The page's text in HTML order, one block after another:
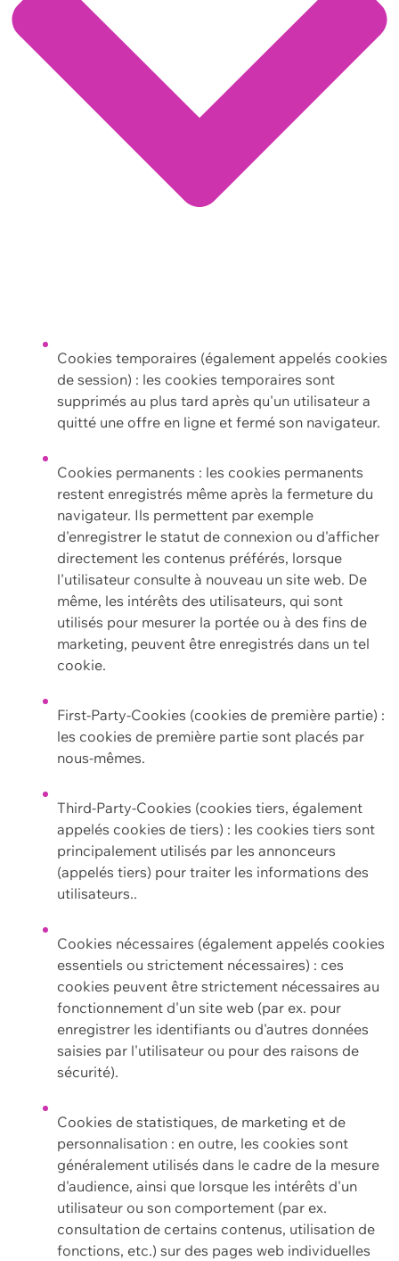
Cookies temporaires (également appelés cookies
de session) : les cookies temporaires sont
supprimés au plus tard après qu'un utilisateur a
quitté une offre en ligne et fermé son navigateur.
Cookies permanents : les cookies permanents
restent enregistrés même après la fermeture du
navigateur. Ils permettent par exemple
d'enregistrer le statut de connexion ou d'afficher
directement les contenus préférés, lorsque
l'utilisateur consulte à nouveau un site web. De
même, les intérêts des utilisateurs, qui sont
utilisés pour mesurer la portée ou à des fins de
marketing, peuvent être enregistrés dans un tel
cookie.
First-Party-Cookies (cookies de première partie) :
les cookies de première partie sont placés par
nous-mêmes.
Third-Party-Cookies (cookies tiers, également
appelés cookies de tiers) : les cookies tiers sont
principalement utilisés par les annonceurs
(appelés tiers) pour traiter les informations des
utilisateurs..
Cookies nécessaires (également appelés cookies
essentiels ou strictement nécessaires) : ces
cookies peuvent être strictement nécessaires au
fonctionnement d'un site web (par ex. pour
enregistrer les identifiants ou d'autres données
saisies par l'utilisateur ou pour des raisons de
sécurité).
Cookies de statistiques, de marketing et de
personnalisation : en outre, les cookies sont
généralement utilisés dans le cadre de la mesure
d'audience, ainsi que lorsque les intérêts d'un
utilisateur ou son comportement (par ex.
consultation de certains contenus, utilisation de
fonctions, etc.) sur des pages web individuelles